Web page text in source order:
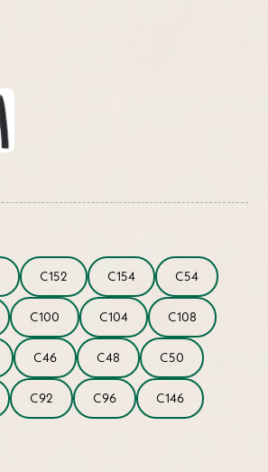
C152 C154 C54
C100 C104 C108
C46 C48 C50
C92 C96 C146